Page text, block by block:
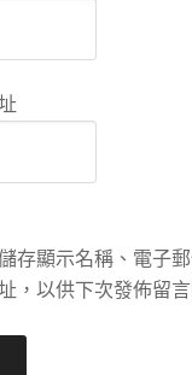
存顯示名稱、電子
，以供下次發佈留言